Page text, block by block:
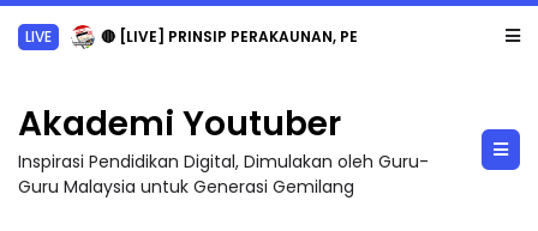
LIVE 🔴 [LIVE] PRINSIP PERAKAUNAN, PECUT SKOR SOALAN 1 TRIAL OLEH CIKGU WAN...
Akademi Youtuber
Inspirasi Pendidikan Digital, Dimulakan oleh Guru-
Guru Malaysia untuk Generasi Gemilang